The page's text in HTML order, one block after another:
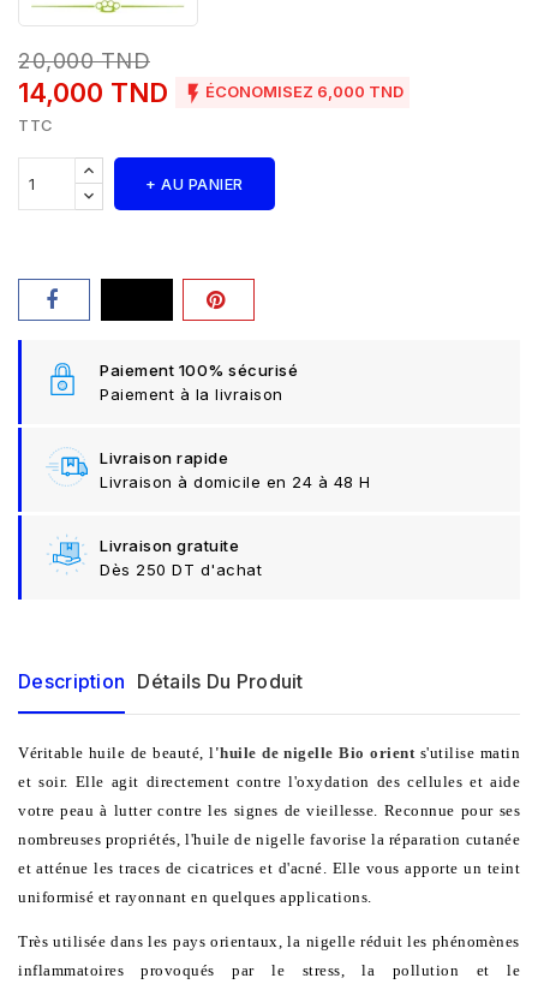
20,000 TND
14,000 TND  ÉCONOMISEZ 6,000 TND
TTC
+ AU PANIER
Paiement 100% sécurisé
Paiement à la livraison
Livraison rapide
Livraison à domicile en 24 à 48 H
Livraison gratuite
Dès 250 DT d'achat
Description Détails Du Produit
Véritable huile de beauté, l'huile de nigelle Bio orients'utilise matin
et soir. Elle agit directement contre l'oxydation des cellules et aide
votre peau à lutter contre les signes de vieillesse. Reconnue pour ses
nombreuses propriétés, l'huile de nigelle favorise la réparation cutanée
et atténue les traces de cicatrices et d'acné. Elle vous apporte un teint
uniformisé et rayonnant en quelques applications.
Très utilisée dans les pays orientaux, la nigelle réduit les phénomènes
inflammatoires provoqués par le stress, la pollution et le